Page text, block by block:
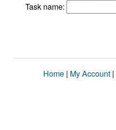
Task name:
Home | My Account |